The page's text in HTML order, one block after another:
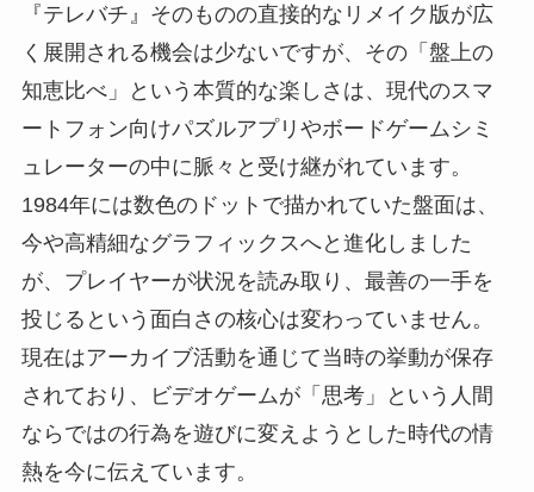
『テレバチ』そのものの直接的なリメイク版が広
く展開される機会は少ないですが、その「盤上の
知恵比べ」という本質的な楽しさは、現代のスマ
ートフォン向けパズルアプリやボードゲームシミ
ュレーターの中に脈々と受け継がれています。
1984年には数色のドットで描かれていた盤面は、
今や高精細なグラフィックスへと進化しました
が、プレイヤーが状況を読み取り、最善の一手を
投じるという面白さの核心は変わっていません。
現在はアーカイブ活動を通じて当時の挙動が保存
されており、ビデオゲームが「思考」という人間
ならではの行為を遊びに変えようとした時代の情
熱を今に伝えています。